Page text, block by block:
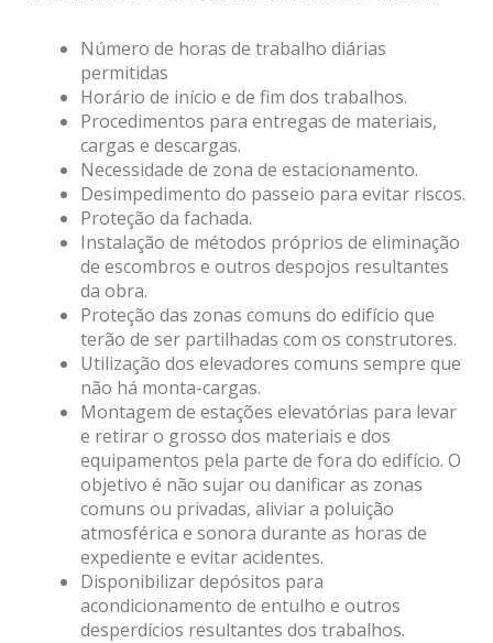
Número de horas de trabalho diárias
permitidas
Horário de início e de fim dos trabalhos.
Procedimentos para entregas de materiais,
cargas e descargas.
Necessidade de zona de estacionamento.
Desimpedimento do passeio para evitar riscos.
Proteção da fachada.
Instalação de métodos próprios de eliminação
de escombros e outros despojos resultantes
da obra.
Proteção das zonas comuns do edifício que
terão de ser partilhadas com os construtores.
Utilização dos elevadores comuns sempre que
não há monta-cargas.
Montagem de estações elevatórias para levar
e retirar o grosso dos materiais e dos
equipamentos pela parte de fora do edifício. O
objetivo é não sujar ou danificar as zonas
comuns ou privadas, aliviar a poluição
atmosférica e sonora durante as horas de
expediente e evitar acidentes.
Disponibilizar depósitos para
acondicionamento de entulho e outros
desperdícios resultantes dos trabalhos.